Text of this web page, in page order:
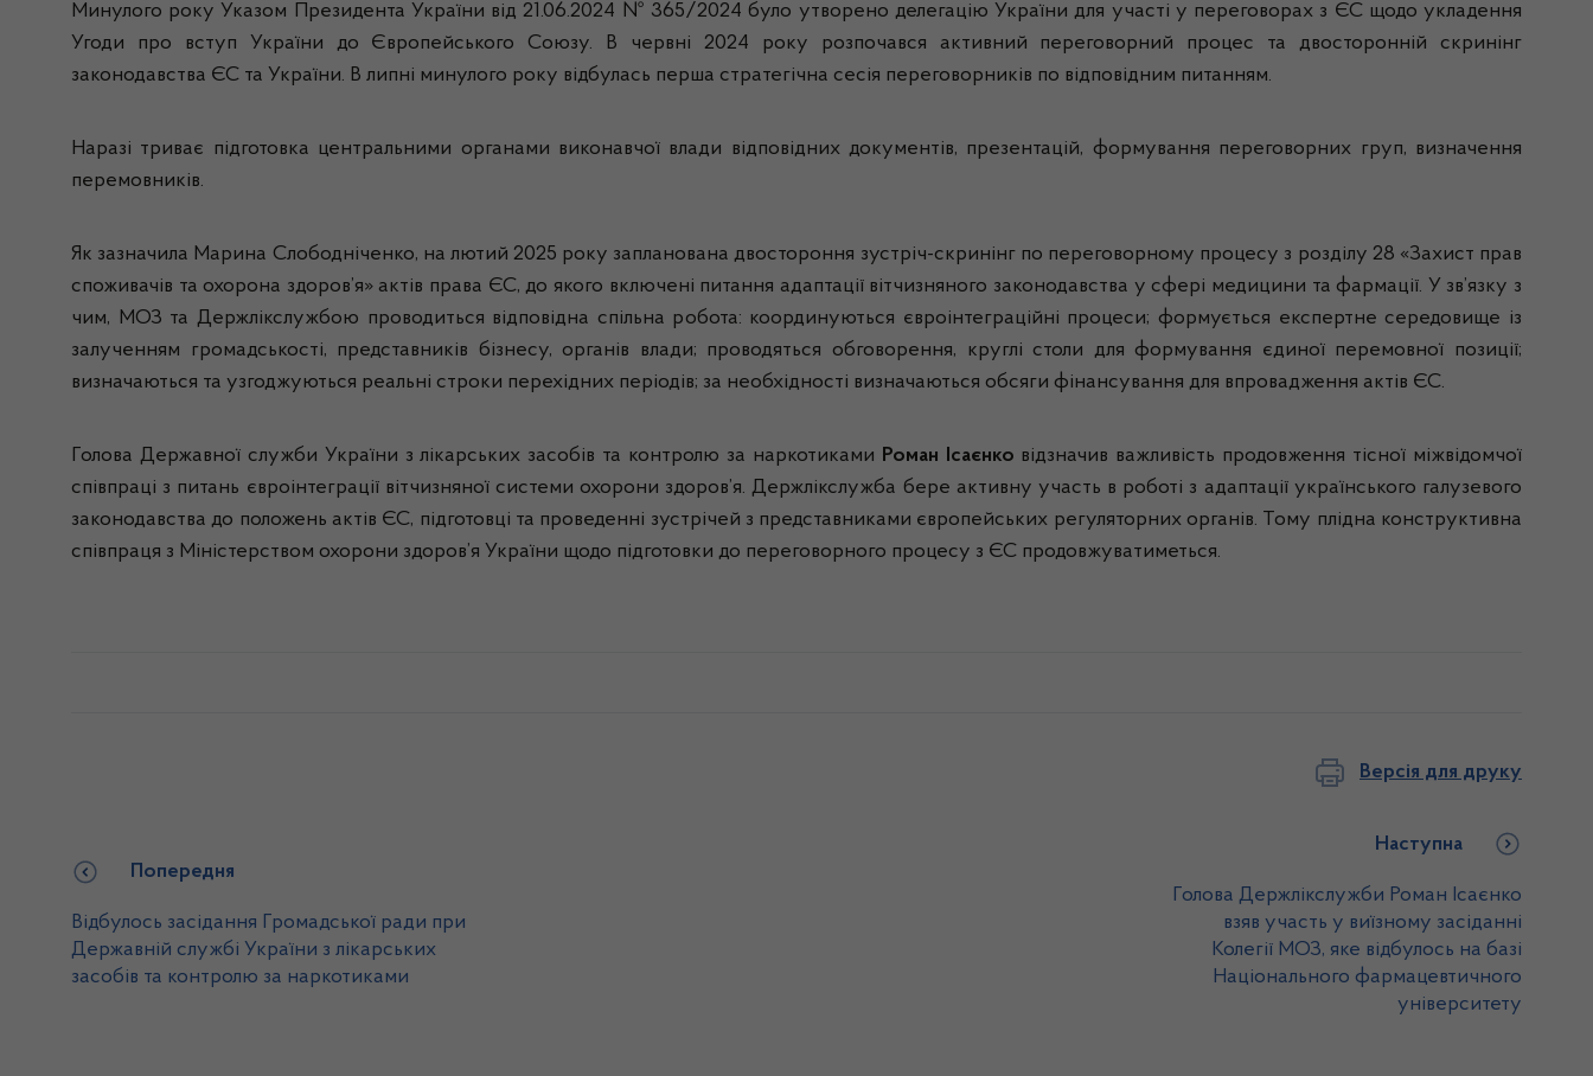
Минулого року Указом Президента України від 21.06.2024 № 365/2024 було утворено делегацію України для участі у переговорах з ЄС щодо укладення
Угоди про вступ України до Європейського Союзу. В червні 2024 року розпочався активний переговорний процес та двосторонній скринінг
законодавства ЄС та України. В липні минулого року відбулась перша стратегічна сесія переговорників по відповідним питанням.
Наразі триває підготовка центральними органами виконавчої влади відповідних документів, презентацій, формування переговорних груп, визначення
перемовників.
Як зазначила Марина Слободніченко, на лютий 2025 року запланована двостороння зустріч-скринінг по переговорному процесу з розділу 28 «Захист прав
споживачів та охорона здоров’я» актів права ЄС, до якого включені питання адаптації вітчизняного законодавства у сфері медицини та фармації. У зв’язку з
чим, МОЗ та Держлікслужбою проводиться відповідна спільна робота: координуються євроінтеграційні процеси; формується експертне середовище із
залученням громадськості, представників бізнесу, органів влади; проводяться обговорення, круглі столи для формування єдиної перемовної позиції;
визначаються та узгоджуються реальні строки перехідних періодів; за необхідності визначаються обсяги фінансування для впровадження актів ЄС.
Голова Державної служби України з лікарських засобів та контролю за наркотиками Роман Ісаєнко відзначив важливість продовження тісної міжвідомчої
співпраці з питань євроінтеграції вітчизняної системи охорони здоров’я. Держлікслужба бере активну участь в роботі з адаптації українського галузевого
законодавства до положень актів ЄС, підготовці та проведенні зустрічей з представниками європейських регуляторних органів. Тому плідна конструктивна
співпраця з Міністерством охорони здоров’я України щодо підготовки до переговорного процесу з ЄС продовжуватиметься.
Версія для друку
Попередня
Відбулось засідання Громадської ради при
Державній службі України з лікарських
засобів та контролю за наркотиками
Наступна
Голова Держлікслужби Роман Ісаєнко
взяв участь у виїзному засіданні
Колегії МОЗ, яке відбулось на базі
Національного фармацевтичного
університету